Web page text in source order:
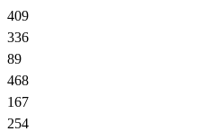
409
336
89
468
167
254